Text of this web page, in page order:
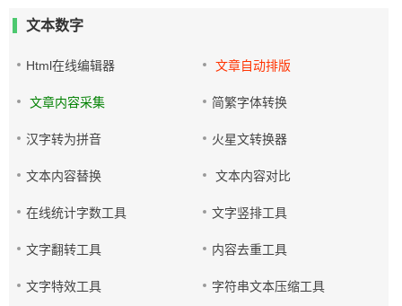
文本数字
Html在线编辑器 文章自动排版
文章内容采集 简繁字体转换
汉字转为拼音 火星文转换器
文本内容替换 文本内容对比
在线统计字数工具 文字竖排工具
文字翻转工具 内容去重工具
文字特效工具 字符串文本压缩工具